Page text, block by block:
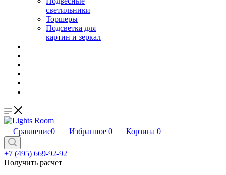
светильники
Торшеры
Подсветка для
картин и зеркал
Сравнение0 Избранное 0 Корзина 0
+7 (495) 669-92-92
Получить расчет